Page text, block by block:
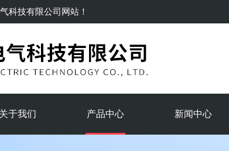
科技有限公司网站！
关于我们 产品中心 新闻中心